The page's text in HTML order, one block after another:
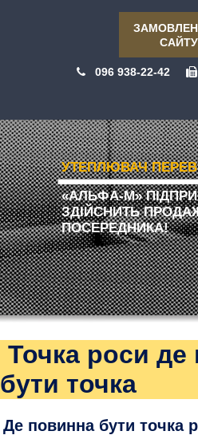
САЙТУ
096 938-22-42
УТЕПЛЮВАЧ
«АЛЬФА-М»
ЗДІЙСНИТЬ
ПОСЕРЕДНИКА!
Точка роси де
бути точка
Де повинна бути точка